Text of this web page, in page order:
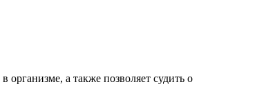
в организме, а также позволяет судить о